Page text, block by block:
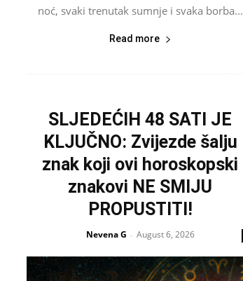
noć, svaki trenutak sumnje i svaka borba...
Read more
SLJEDEĆIH 48 SATI JE
KLJUČNO: Zvijezde šalju
znak koji ovi horoskopski
znakovi NE SMIJU
PROPUSTITI!
Nevena G - August 6, 2026